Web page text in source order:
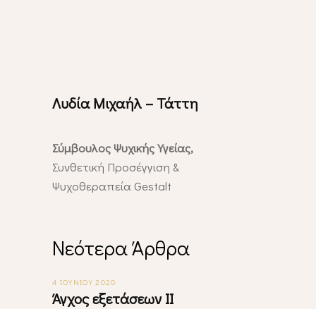
Λυδία Μιχαήλ – Τάττη
Σύμβουλος Ψυχικής Υγείας,
Συνθετική Προσέγγιση &
Ψυχοθεραπεία Gestalt
Νεότερα Άρθρα
4 ΙΟΥΝΊΟΥ 2020
Άγχος εξετάσεων ΙΙ